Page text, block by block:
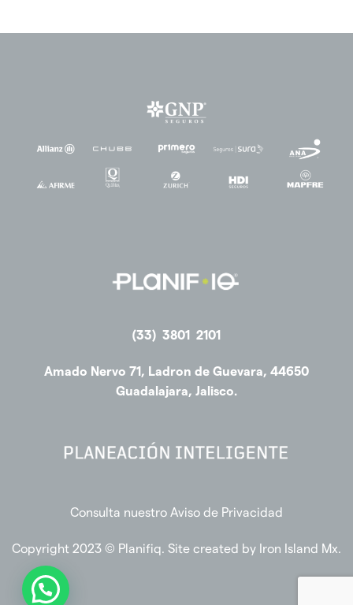
(33) 3801 2101
Amado Nervo 71, Ladron de Guevara, 44650
Guadalajara, Jalisco.
Consulta nuestro Aviso de Privacidad
Copyright 2023 © Planifiq. Site created by Iron Island Mx.